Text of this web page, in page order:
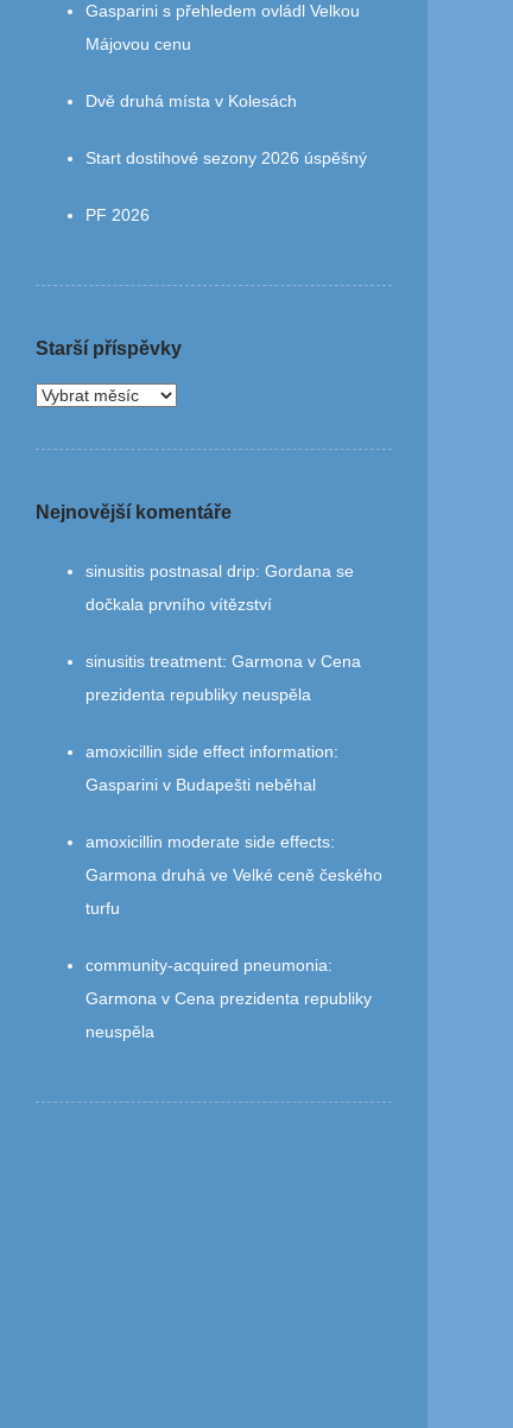
Gasparini s přehledem ovládl Velkou
Májovou cenu
Dvě druhá místa v Kolesách
Start dostihové sezony 2026 úspěšný
PF 2026
Starší příspěvky
Nejnovější komentáře
sinusitis postnasal drip: Gordana se
dočkala prvního vítězství
sinusitis treatment: Garmona v Cena
prezidenta republiky neuspěla
amoxicillin side effect information:
Gasparini v Budapešti neběhal
amoxicillin moderate side effects:
Garmona druhá ve Velké ceně českého
turfu
community‑acquired pneumonia:
Garmona v Cena prezidenta republiky
neuspěla